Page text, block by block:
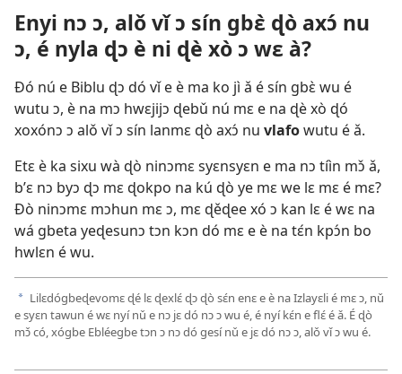
Enyi nɔ ɔ, alǒ vǐ ɔ sín gbɛ̀ ɖò axɔ́ nu
ɔ, é nyla ɖɔ è ni ɖè xò ɔ wɛ à?
Ðó nú e Biblu ɖɔ dó vǐ e è ma ko jì ǎ é sín gbɛ̀ wu é
wutu ɔ, è na mɔ hwɛjijɔ ɖebǔ nú mɛ e na ɖè xò ɖó
xoxónɔ ɔ alǒ vǐ ɔ sín lanmɛ ɖò axɔ́ nu vlafowutu é ǎ.
Etɛ è ka sixu wà ɖò ninɔmɛ syɛnsyɛn e ma nɔ tíìn mɔ̌ ǎ,
b’ɛ nɔ byɔ ɖɔ mɛ ɖokpo na kú ɖò ye mɛ we lɛ mɛ é mɛ?
Ðò ninɔmɛ mɔhun mɛ ɔ, mɛ ɖěɖee xó ɔ kan lɛ é wɛ na
wá gbeta yeɖesunɔ tɔn kɔn dó mɛ e è na tɛ́n kpɔ́n bo
hwlɛn é wu.
a Lilɛdógbeɖevomɛ ɖé lɛ ɖexlɛ́ ɖɔ ɖò sɛ́n enɛ e è na Izlayɛli é mɛ ɔ, nǔ
e syɛn tawun é wɛ nyí nǔ e nɔ jɛ dó nɔ ɔ wu é, é nyí kɛ́n e flɛ́ é ǎ. É ɖò
mɔ̌ có, xógbe Ebléegbe tɔn ɔ nɔ dó gesí nǔ e jɛ dó nɔ ɔ, alǒ vǐ ɔ wu é.